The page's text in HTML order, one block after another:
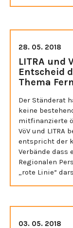
28. 05. 2018
LITRA und
Entscheid
Thema
Der Ständerat
keine
mitfinanzierte
VöV und LITRA
entspricht der
Verbände dass
Regionalen
„rote Linie“
03. 05. 2018